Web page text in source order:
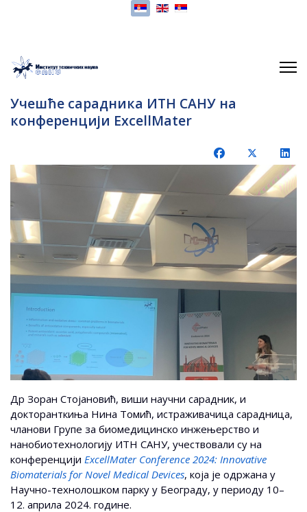
Изаберите ваш језик
Учешће сарадника ИТН САНУ на
конференцији ExcellMater
Др Зоран Стојановић, виши научни сарадник, и
докторанткиња Нина Томић, истраживачица сарадница,
чланови Групе за биомедицинско инжењерство и
нанобиотехнологију ИТН САНУ, учествовали су на
конференцији ExcellMater Conference 2024: Innovative
Biomaterials for Novel Medical Devices, која је одржана у
Научно-технолошком парку у Београду, у периоду 10–
12. априла 2024. године.